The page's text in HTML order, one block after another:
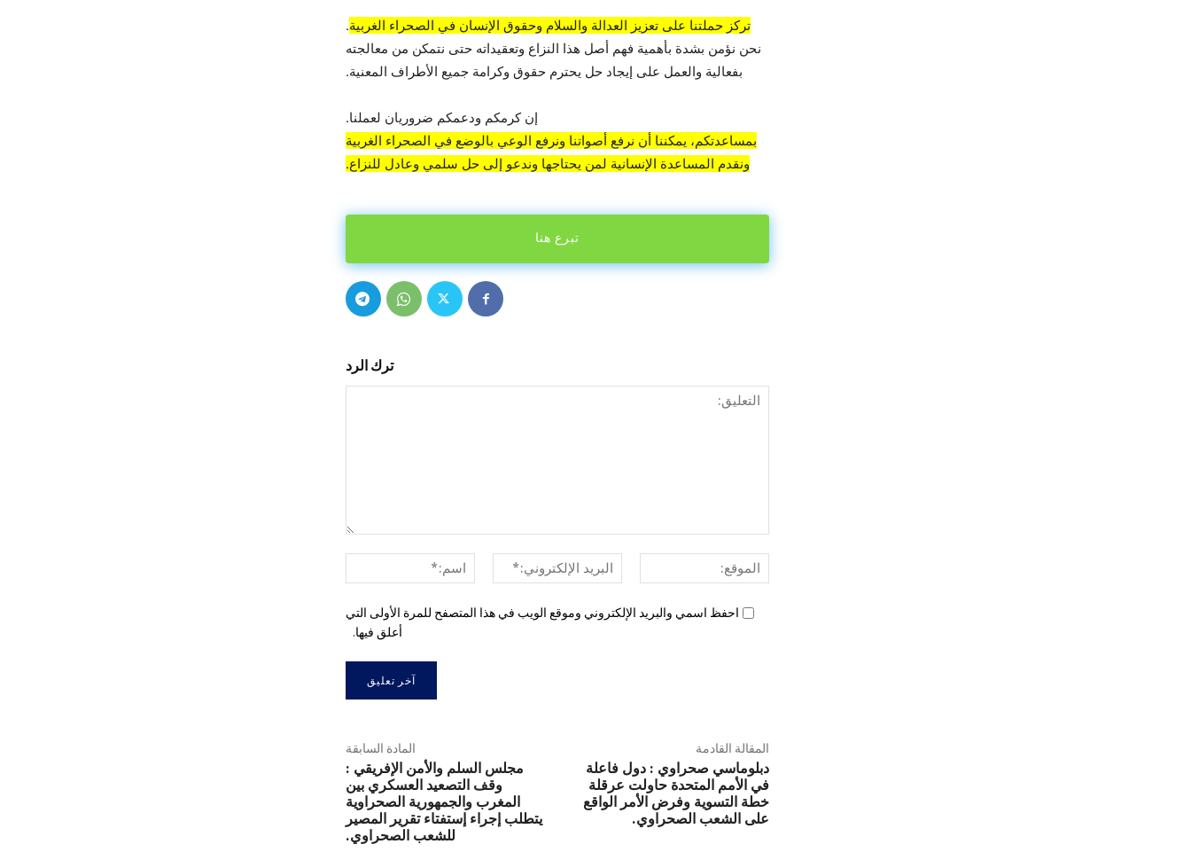
تركز حملتنا على تعزيز العدالة والسلام وحقوق الإنسان في الصحراء الغربية.
نحن نؤمن بشدة بأهمية فهم أصل هذا النزاع وتعقيداته حتى نتمكن من معالجته
بفعالية والعمل على إيجاد حل يحترم حقوق وكرامة جميع الأطراف المعنية.
إن كرمكم ودعمكم ضروريان لعملنا.
بمساعدتكم، يمكننا أن نرفع أصواتنا ونرفع الوعي بالوضع في الصحراء الغربية
ونقدم المساعدة الإنسانية لمن يحتاجها وندعو إلى حل سلمي وعادل للنزاع.
تبرع هنا
ترك الرد
الإلكتروني:*
الموقع:
احفظ اسمي والبريد الإلكتروني وموقع الويب في هذا المتصفح للمرة الأولى التي
أعلق فيها.
المادة السابقة
مجلس السلم والأمن الإفريقي :
وقف التصعيد العسكري بين
المغرب والجمهورية الصحراوية
يتطلب إجراء إستفتاء تقرير المصير
للشعب الصحراوي.
المقالة القادمة
دبلوماسي صحراوي : دول فاعلة
في الأمم المتحدة حاولت عرقلة
خطة التسوية وفرض الأمر الواقع
على الشعب الصحراوي.